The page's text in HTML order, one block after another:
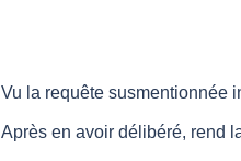
Vu la requête susmentionnée
Après en avoir délibéré, rend